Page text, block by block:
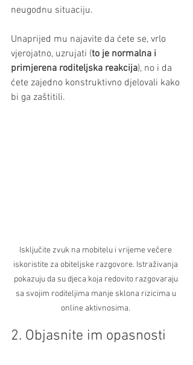
neugodnu situaciju.
Unaprijed mu najavite da ćete se, vrlo
vjerojatno, uzrujati (to je normalna i
primjerena roditeljska reakcija), no i da
ćete zajedno konstruktivno djelovali kako
bi ga zaštitili.
Isključite zvuk na mobitelu i vrijeme večere
iskoristite za obiteljske razgovore. Istraživanja
pokazuju da su djeca koja redovito razgovaraju
sa svojim roditeljima manje sklona rizicima u
online aktivnosima.
2. Objasnite im opasnosti